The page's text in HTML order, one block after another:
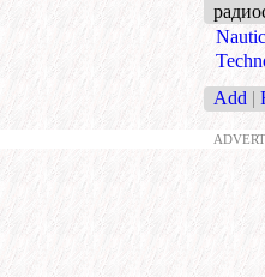
Add |